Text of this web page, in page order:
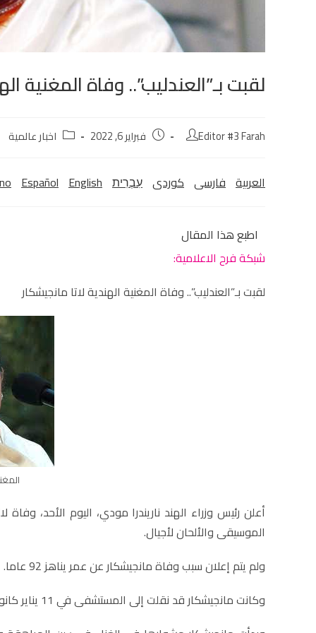
لقبت بـ”العندليب”.. وفاة المغنية
Editor #3 Farah فبراير 6, 2022 اخبار عالمية
العربية فارسی كوردی‎ עִבְרִית Español English
اطبع هذا المقال
شبكة فرح الاعلامية:
لقبت بـ”العندليب”.. وفاة المغنية الهندية لاتا مانجيشكار
أعلن رئيس وزراء الهند ناريندرا مودي، اليوم الأحد،
الموسيقى والألحان لأجيال.
ولم يتم إعلان سبب وفاة مانجيشكار عن عمر يناهز 92 عاما.
وكانت مانجيشكار قد نقلت إلى المستشفى في 11 يناير كانون الثاني بعد اكتشاف إصابتها بوباء